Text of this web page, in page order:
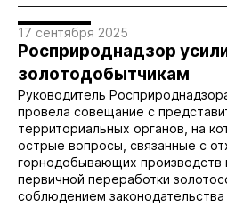
17 сентября 2025
Росприроднадзор
золотодобытчикам
Руководитель
провела совещание с
территориальных органов, на
острые вопросы, связанные с
горнодобывающих производств
первичной переработки
соблюдением